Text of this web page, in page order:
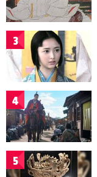
3
4
5